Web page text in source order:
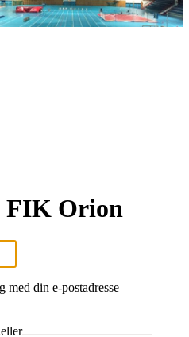
FIK Orion
med din e-postadresse
eller